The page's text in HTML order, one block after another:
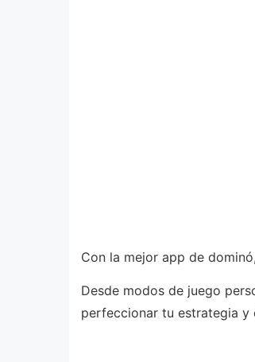
Con la mejor app de
Desde modos de juego
perfeccionar tu estrategia y